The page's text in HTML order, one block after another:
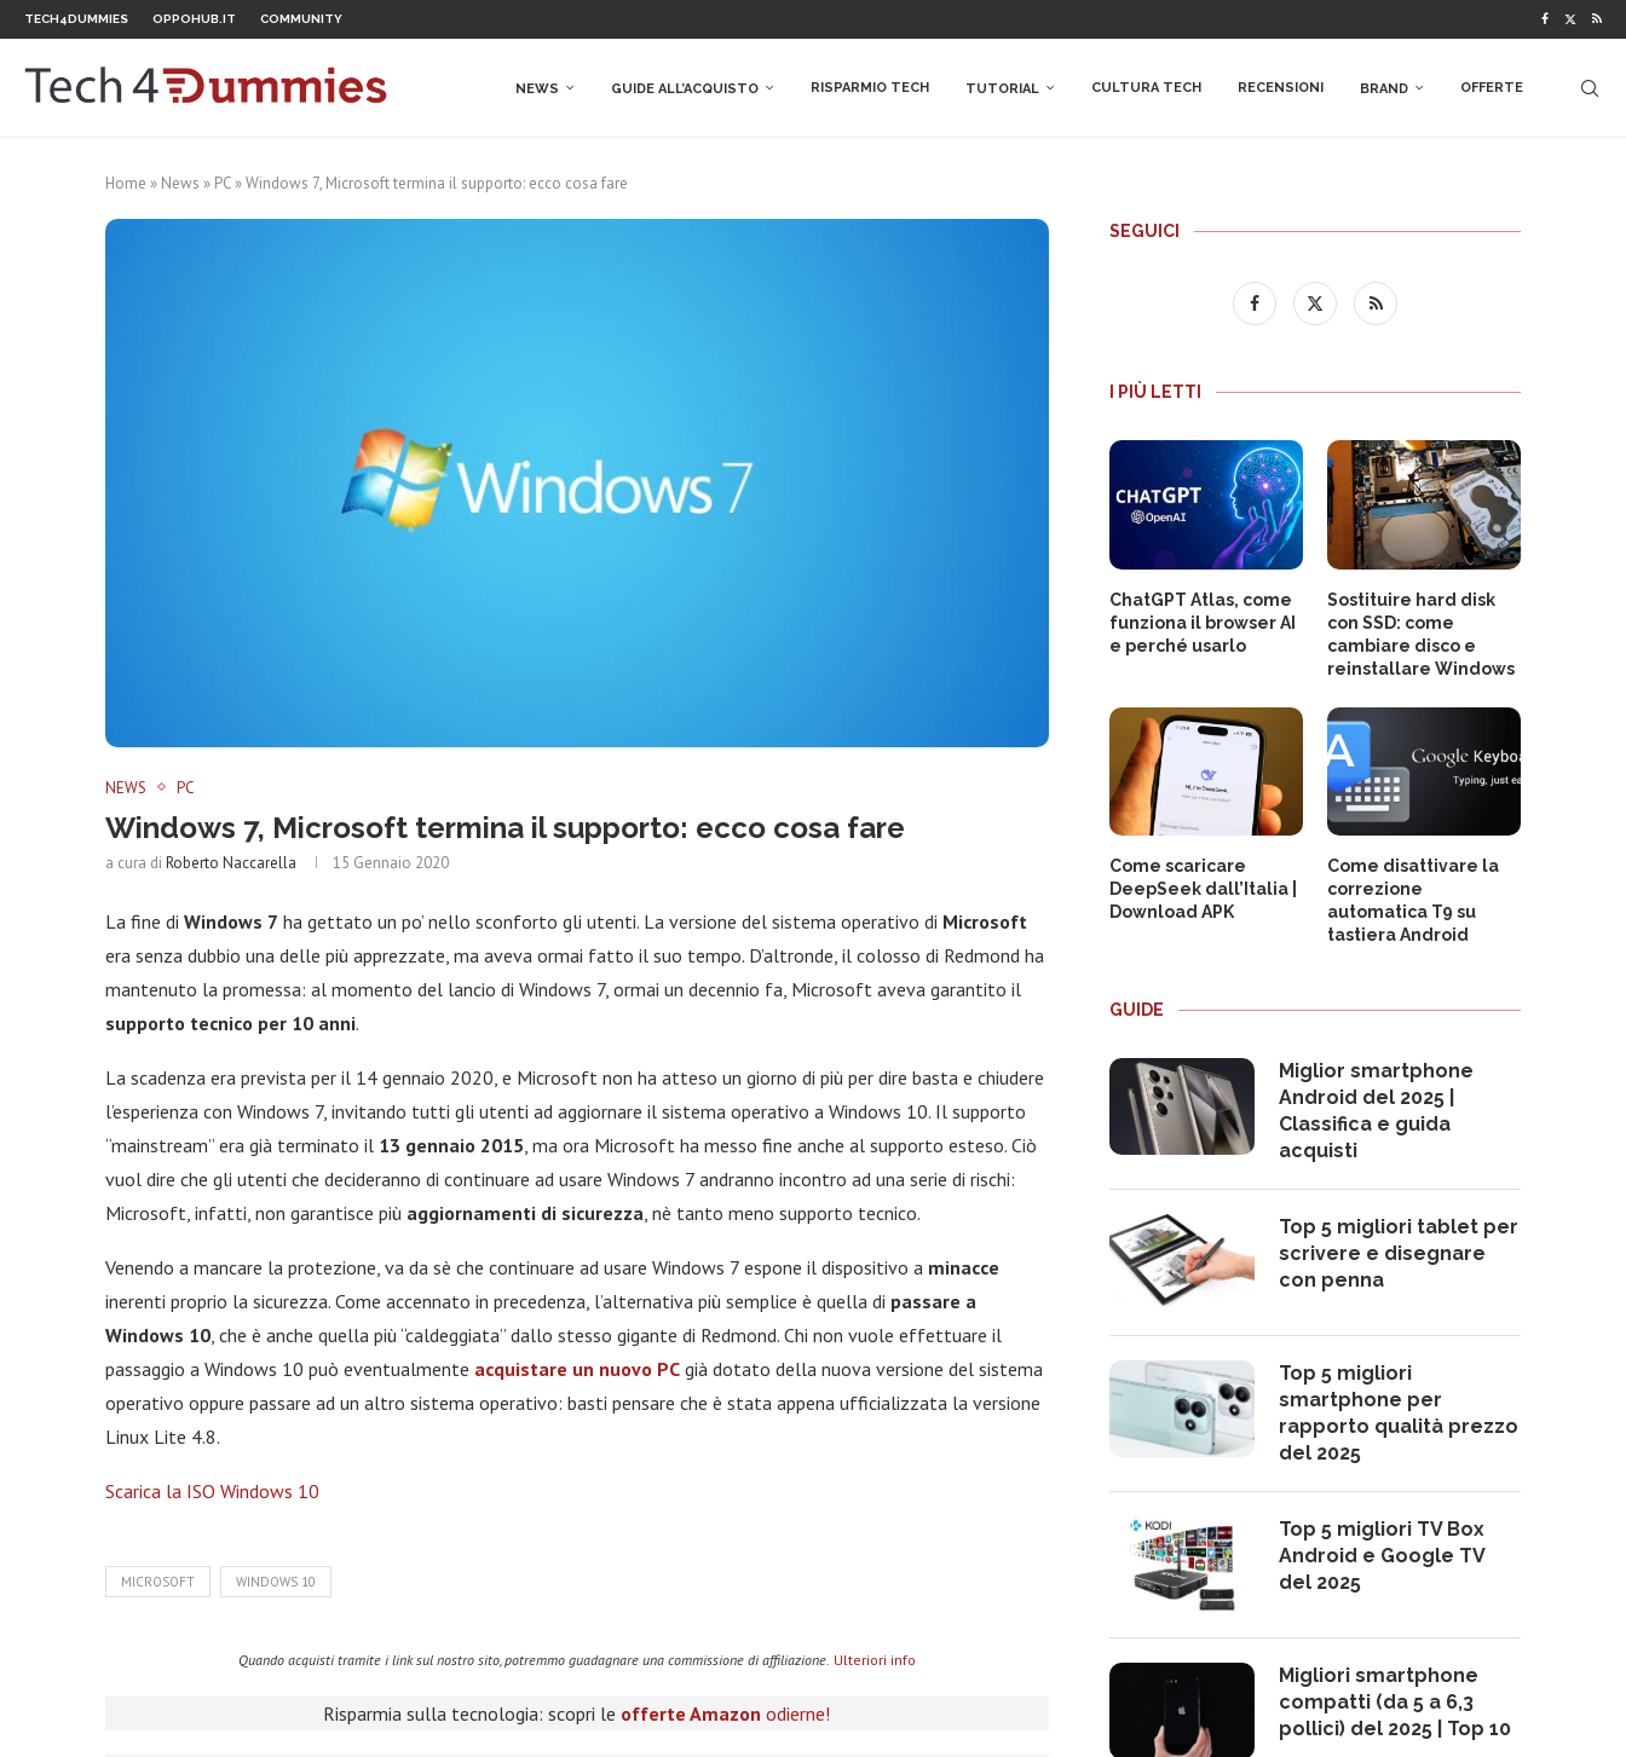
TECH4DUMMIES OPPOHUB.IT COMMUNITY
NEWS GUIDE ALL’ACQUISTO RISPARMIO TECH TUTORIAL CULTURA TECH RECENSIONI BRAND OFFERTE
Home » News » PC »Windows 7, Microsoft termina il supporto: ecco cosa fare
NEWS PC
Windows 7, Microsoft termina il supporto: ecco cosa fare
a cura di Roberto Naccarella 15 Gennaio 2020
La fine di Windows 7 ha gettato un po’ nello sconforto gli utenti. La versione del sistema operativo di Microsoft
era senza dubbio una delle più apprezzate, ma aveva ormai fatto il suo tempo. D’altronde, il colosso di Redmond ha
mantenuto la promessa: al momento del lancio di Windows 7, ormai un decennio fa, Microsoft aveva garantito il
supporto tecnico per 10 anni.
La scadenza era prevista per il 14 gennaio 2020, e Microsoft non ha atteso un giorno di più per dire basta e chiudere
l’esperienza con Windows 7, invitando tutti gli utenti ad aggiornare il sistema operativo a Windows 10. Il supporto
“mainstream” era già terminato il 13 gennaio 2015 , ma ora Microsoft ha messo fine anche al supporto esteso. Ciò
vuol dire che gli utenti che decideranno di continuare ad usare Windows 7 andranno incontro ad una serie di rischi:
Microsoft, infatti, non garantisce più aggiornamenti di sicurezza , nè tanto meno supporto tecnico.
Venendo a mancare la protezione, va da sè che continuare ad usare Windows 7 espone il dispositivo a minacce
inerenti proprio la sicurezza. Come accennato in precedenza, l’alternativa più semplice è quella di passare a
Windows 10 , che è anche quella più “caldeggiata” dallo stesso gigante di Redmond. Chi non vuole effettuare il
passaggio a Windows 10 può eventualmente acquistare un nuovo PC già dotato della nuova versione del sistema
operativo oppure passare ad un altro sistema operativo: basti pensare che è stata appena ufficializzata la versione
Linux Lite 4.8.
Scarica la ISO Windows 10
MICROSOFT WINDOWS 10
Quando acquisti tramite i link sul nostro sito, potremmo guadagnare una commissione di affiliazione. Ulteriori info
Risparmia sulla tecnologia: scopri le offerte Amazon odierne!
SEGUICI
I PIÙ LETTI
ChatGPT Atlas, come
funziona il browser AI
e perché usarlo
Sostituire hard disk
con SSD: come
cambiare disco e
reinstallare Windows
Come scaricare
DeepSeek dall’Italia |
Download APK
Come disattivare la
correzione
automatica T9 su
tastiera Android
GUIDE
Miglior smartphone
Android del 2025 |
Classifica e guida
acquisti
Top 5 migliori tablet per
scrivere e disegnare
con penna
Top 5 migliori
smartphone per
rapporto qualità prezzo
del 2025
Top 5 migliori TV Box
Android e Google TV
del 2025
Migliori smartphone
compatti (da 5 a 6,3
pollici) del 2025 | Top 10